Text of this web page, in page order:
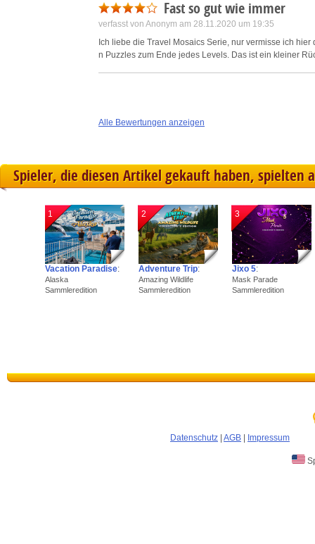
Fast so gut wie immer
verfasst von Anonym am 28.11.2020 um 19:35
Ich liebe die Travel Mosaics Serie, nur vermisse ich hier
n Puzzles zum Ende jedes Levels. Das ist ein kleiner
Alle Bewertungen anzeigen
Spieler, die diesen Artikel gekauft haben, spielten
1
Vacation Paradise:
Alaska
Sammleredition
2
Adventure Trip:
Amazing Wildlife
Sammleredition
3
Jixo 5:
Mask Parade
Sammleredition
Datenschutz AGB Impressum